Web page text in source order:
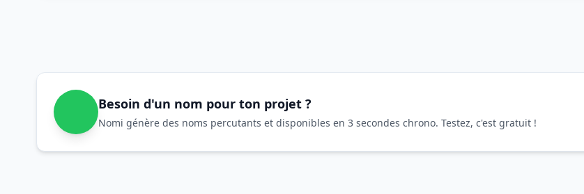
Besoin d'un nom pour ton projet ?
Nomi génère des noms percutants et disponibles en 3 secondes chrono. Testez, c'est gratuit !